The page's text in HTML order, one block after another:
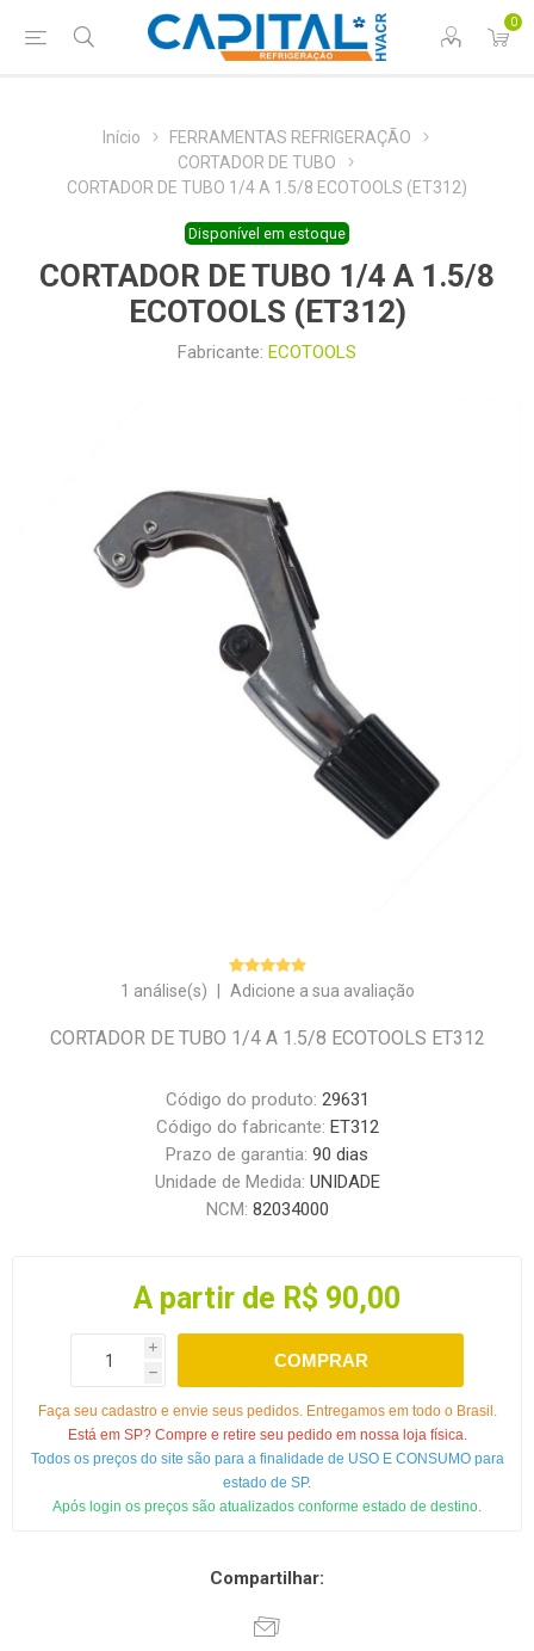
0
Início
FERRAMENTAS REFRIGERAÇÃO
CORTADOR DE TUBO
CORTADOR DE TUBO 1/4 A 1.5/8 ECOTOOLS (ET312)
Disponível em estoque
CORTADOR DE TUBO 1/4 A 1.5/8
ECOTOOLS (ET312)
Fabricante: ECOTOOLS
1 análise(s) Adicione a sua avaliação
CORTADOR DE TUBO 1/4 A 1.5/8 ECOTOOLS ET312
Código do produto: 29631
Código do fabricante: ET312
Prazo de garantia: 90 dias
Unidade de Medida: UNIDADE
NCM: 82034000
A partir de R$ 90,00
i
h
COMPRAR
Faça seu cadastro e envie seus pedidos. Entregamos em todo o Brasil.
Está em SP? Compre e retire seu pedido em nossa loja física.
Todos os preços do site são para a finalidade de USO E CONSUMO para
estado de SP.
Após login os preços são atualizados conforme estado de destino.
Compartilhar: